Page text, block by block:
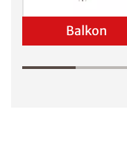
Balkon